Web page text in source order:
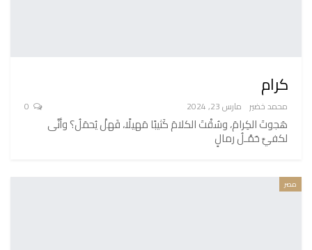
كرام
محمد خضير مارس 23, 2024
هَجوتَ الكِرامَ، وسُقْتَ الكلامَ كَثيبًا مَهيلًا، فَهلْ يُحمَلُ؟ وأنَّى
لكفيَّ حَمْـلُ رمالٍ
مصر